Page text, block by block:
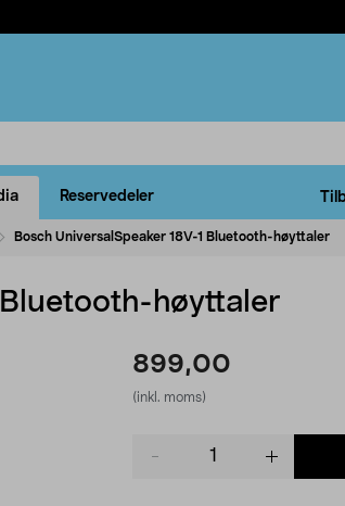
Reservedeler
Bosch UniversalSpeaker 18V-1 Bluetooth-høyttaler
Bluetooth-høyttaler
899,00
(inkl. moms)